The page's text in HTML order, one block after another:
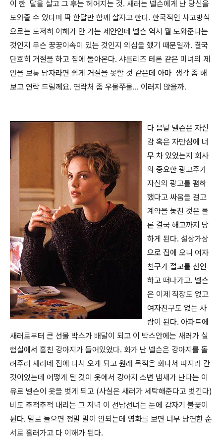
이 한 달을 살고 그 후는 헤어지는 것. 새러는 넬슨에게 난 당신을
도와줄 수 있다며 딱 한달만 함께 살자고 한다. 한국적인 사고방식
으로는 도저히 이해가 안 가는 제안인데 넬슨 역시 뭘 도와준다는
것인지 무슨 꿍꿍이속이 있는 것인지 의심을 했기 때문일까. 결국
단호히 거절을 하고 집에 돌아온다. 샤를리즈 테론 같은 미녀의 제
안을 보통 남자라면 쉽게 거절을 못할 것 같은데 아마 생각 좀 해
보고 연락 드릴께요. 연락처 좀 우물쭈물… 이러지 않을까.
다 음날 넬슨은 자신
감 혹은 자만심에 너
무 차 있었는지 회사
의 중요한 광고주가
자신의 광고를 폄하
했다고 싸움을 걸고
계약을 놓친 것은 물
론 결국 해고까지 당
하게 된다. 설상가상
으로 집에 오니 여자
친구가 절교를 선언
하고 떠나가고. 넬슨
은 이제 직장도 없고
여자친구도 없는 사
람이 된다. 아파트에
새러로부터 큰 선물 박스가 배달이 되고 이 박스안에는 새러가 실
험실에서 훔친 강아지가 들어있었다. 화가 난 넬슨은 강아지를 돌
려주러 새러네 집에 다시 오게 되고 원래 목적은 화나서 따지러 간
것이었는데 어떻게 된 것이 옷에서 강아지 소변 냄새가 난다는 이
유로 넬슨이 옷을 벗게 되고 (사실은 새러가 세탁해준다고 벗긴다)
비도 추적추적 내리는 그 저녁 이 선남선녀는 눈에 갑자기 불꽃이
튄다. 말로 들으면 정말 말이 안되는데 영화를 보면 너무 당연한 순
서로 흘러가고 다 이해가 된다.